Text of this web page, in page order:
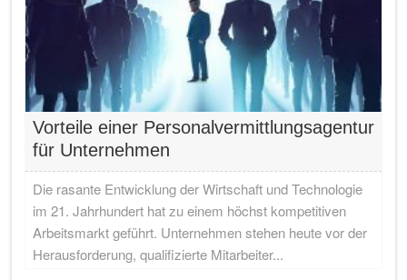
Vorteile einer Personalvermittlungsagentur
für Unternehmen
Die rasante Entwicklung der Wirtschaft und Technologie
im 21. Jahrhundert hat zu einem höchst kompetitiven
Arbeitsmarkt geführt. Unternehmen stehen heute vor der
Herausforderung, qualifizierte Mitarbeiter...